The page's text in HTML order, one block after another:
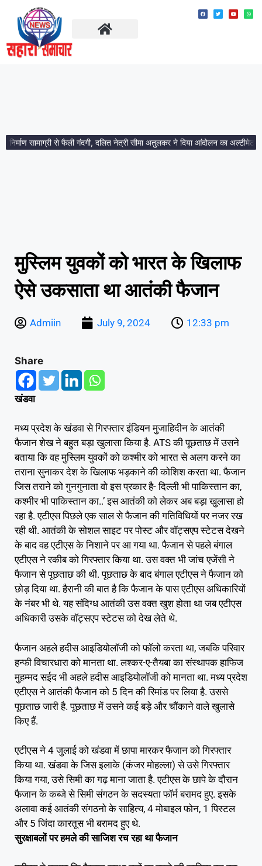
सामाग्री से फैली गंदगी, दलित नेत्री सीमा अतुलकर ने दिया आंदोलन का अल्टीमेटम।
मुस्लिम युवकों को भारत के खिलाफ
ऐसे उकसाता था आतंकी फैजान
Admiin July 9, 2024 12:33 pm
Share
खंडवा
मध्य प्रदेश के खंडवा से गिरफ्तार इंडियन मुजाहिदीन के आतंकी
फैजान शेख ने बहुत बड़ा खुलासा किया है. ATS की पूछताछ में उसने
बताया कि वह मुस्लिम युवकों को कश्मीर को भारत से अलग करने का
तराना सुनाकर देश के खिलाफ भड़काने की कोशिश करता था. फैजान
जिस तराने को गुनगुनाता वो इस प्रकार है- दिल्ली भी पाकिस्तान का,
कश्मीर भी पाकिस्तान का..’ इस आतंकी को लेकर अब बड़ा खुलासा हो
रहा है. एटीएस पिछले एक साल से फैजान की गतिविधियों पर नजर रख
रही थी. आतंकी के सोशल साइट पर पोस्ट और वॉट्सएप स्टेटस देखने
के बाद वह एटीएस के निशाने पर आ गया था. फैजान से पहले बंगाल
एटीएस ने रकीब को गिरफ्तार किया था. उस वक्त भी जांच एजेंसी ने
फैजान से पूछताछ की थी. पूछताछ के बाद बंगाल एटीएस ने फैजान को
छोड़ दिया था. हैरानी की बात है कि फैजान के पास एटीएस अधिकारियों
के नंबर भी थे. यह संदिग्ध आतंकी उस वक्त खुश होता था जब एटीएस
अधिकारी उसके वॉट्सएप स्टेटस को देख लेते थे.
फैजान अहले हदीस आइडियोलॉजी को फॉलो करता था, जबकि परिवार
हन्फी विचारधारा को मानता था. लश्कर-ए-तैयबा का संस्थापक हाफिज
मुहम्मद सईद भी अहले हदीस आइडियोलॉजी को मानता था. मध्य प्रदेश
एटीएस ने आतंकी फैजान को 5 दिन की रिमांड पर लिया है. उससे
पूछताछ जारी है. पूछताछ में उसने कई बड़े और चौंकाने वाले खुलासे
किए हैं.
एटीएस ने 4 जुलाई को खंडवा में छापा मारकर फैजान को गिरफ्तार
किया था. खंडवा के जिस इलाके (कंजर मोहल्ला) से उसे गिरफ्तार
किया गया, उसे सिमी का गढ़ माना जाता है. एटीएस के छापे के दौरान
फैजान के कब्जे से सिमी संगठन के सदस्यता फॉर्म बरामद हुए. इसके
अलावा कई आतंकी संगठनो के साहित्य, 4 मोबाइल फोन, 1 पिस्टल
और 5 जिंदा कारतूस भी बरामद हुए थे.
सुरक्षाबलों पर हमले की साजिश रच रहा था फैजान